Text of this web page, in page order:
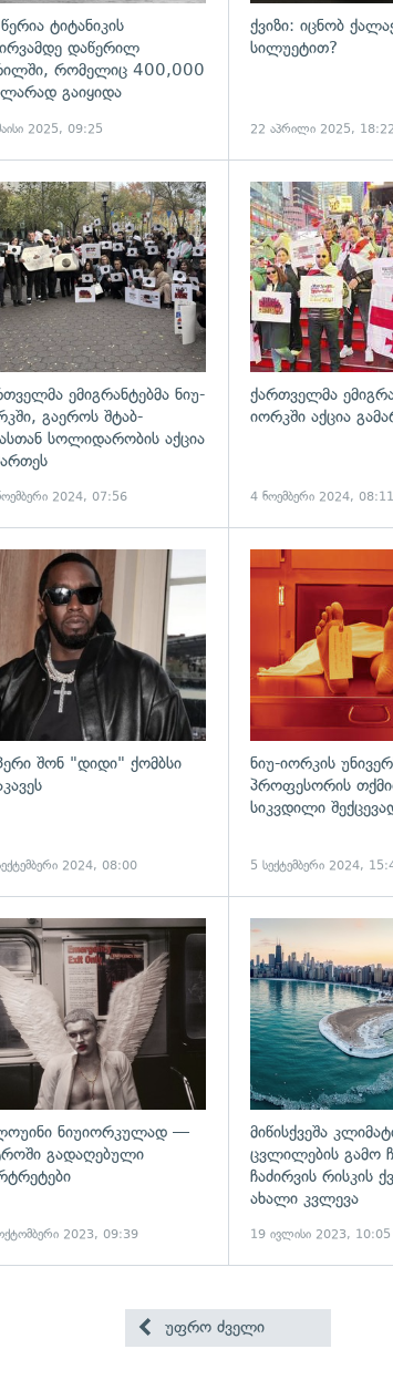
ტიტანიკის
დაწერილ
რომელიც 400,000
გაიყიდა
2025, 09:25
ქვიზი: იცნობ
სილუეტით?
22 აპრილი 2025, 18:22
გადახედვა
ემიგრანტებმა ნიუ-
გაეროს შტაბ-
სოლიდარობის აქცია
2024, 07:56
ქართველმა
იორკში აქცია
4 ნოემბერი 2024, 08:11
გადახედვა
შონ "დიდი" ქომბსი
2024, 08:00
ნიუ-იორკის
პროფესორის
სიკვდილი
5 სექტემბერი 2024,
ნიუიორკულად —
გადაღებული
2023, 09:39
მიწისქვეშა
ცვლილების გამო
ჩაძირვის რისკის
ახალი კვლევა
19 ივლისი 2023, 10:05
უფრო ძველი